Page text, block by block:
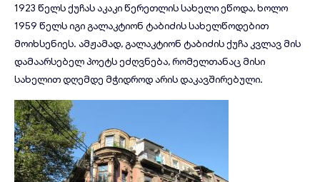
1923 წელს ქუჩას აკაკი წერეთლის სახელი ეწოდა, ხოლო
1959 წელს იგი გალაკტიონ ტაბიძის სახელწოდებით
მოიხსენიეს. ამჟამად, გალაკტიონ ტაბიძის ქუჩა კვლავ მის
დამაარსებელ პოეტს ეძღვნება, რომელთანაც მისი
სახელით დღემდე მჭიდროდ არის დაკავშირებული.